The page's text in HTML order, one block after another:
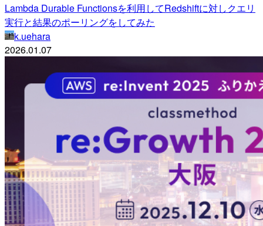
Lambda Durable Functionsを利用してRedshiftに対しクエリ
実行と結果のポーリングをしてみた
k.uehara
2026.01.07